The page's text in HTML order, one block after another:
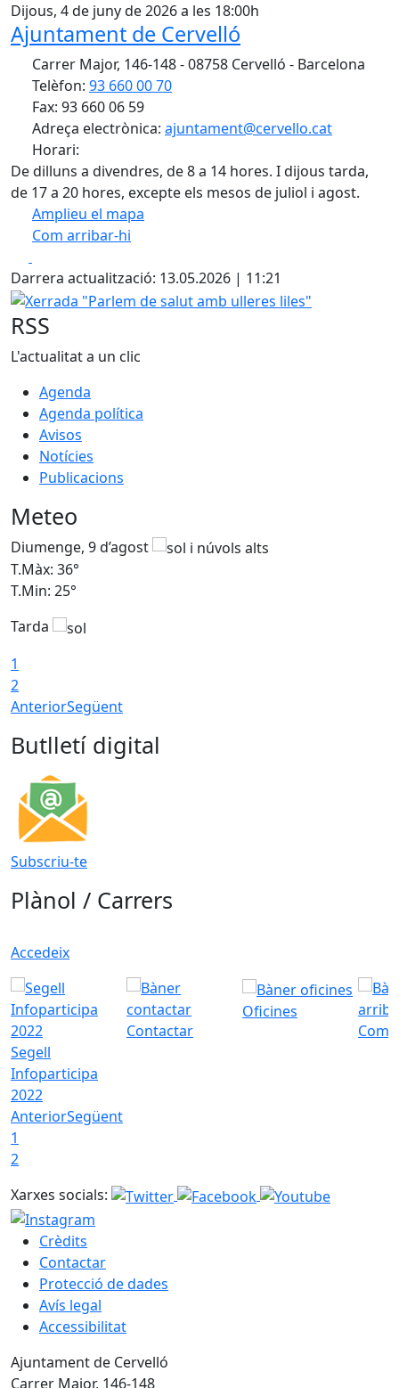
Dijous, 4 de juny de 2026 a les 18:00h
Ajuntament de Cervelló
Carrer Major, 146-148 - 08758 Cervelló - Barcelona
Telèfon: 93 660 00 70
Fax: 93 660 06 59
Adreça electrònica: ajuntament@cervello.cat
Horari:
De dilluns a divendres, de 8 a 14 hores. I dijous tarda,
de 17 a 20 hores, excepte els mesos de juliol i agost.
Amplieu el mapa
Com arribar-hi
+
−
Darrera actualització: 13.05.2026 | 11:21
Xerrada "Parlem de salut amb ulleres liles"
RSS
L'actualitat a un clic
Agenda
Agenda política
Avisos
Notícies
Publicacions
Meteo
Diumenge, 9 d’agost
T.Màx: 36°
T.Min: 25°
Tarda
1
2
AnteriorSegüent
Butlletí digital
Subscriu-te
Plànol / Carrers
Accedeix
Segell
Infoparticipa
2022
Contactar
Oficines
Com
AnteriorSegüent
1
2
Xarxes socials:
Crèdits
Contactar
Protecció de dades
Avís legal
Accessibilitat
Ajuntament de Cervelló
Carrer Major, 146-148